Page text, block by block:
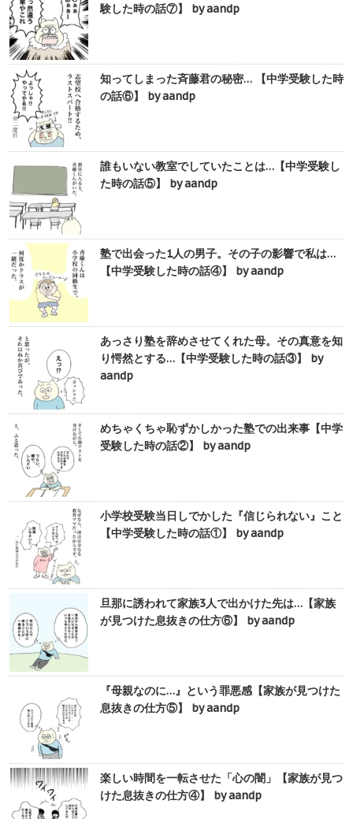
験した時の話⑦】 by aandp
知ってしまった斉藤君の秘密… 【中学受験した時
の話⑥】 by aandp
誰もいない教室でしていたことは…【中学受験し
た時の話⑤】 by aandp
塾で出会った1人の男子。その子の影響で私は…
【中学受験した時の話④】 by aandp
あっさり塾を辞めさせてくれた母。その真意を知
り愕然とする…【中学受験した時の話③】 by
aandp
めちゃくちゃ恥ずかしかった塾での出来事【中学
受験した時の話②】 by aandp
小学校受験当日しでかした『信じられない』こと
【中学受験した時の話①】 by aandp
旦那に誘われて家族3人で出かけた先は…【家族
が見つけた息抜きの仕方⑥】 by aandp
『母親なのに…』という罪悪感【家族が見つけた
息抜きの仕方⑤】 by aandp
楽しい時間を一転させた「心の闇」【家族が見つ
けた息抜きの仕方④】 by aandp